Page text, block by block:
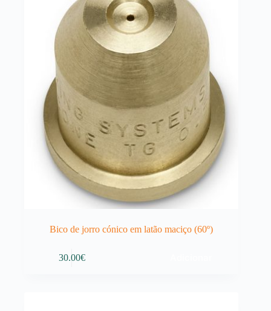
Bico de jorro cónico em latão maciço (60º)
30.00€